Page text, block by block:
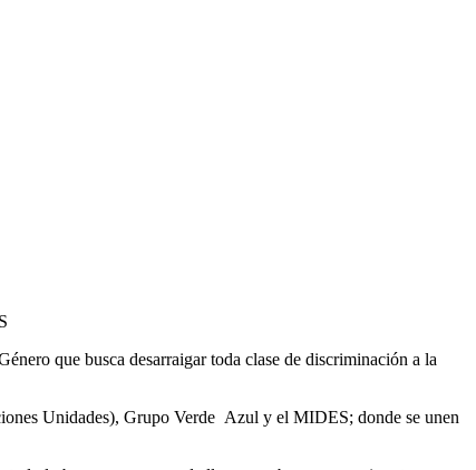
que busca desarraigar toda clase de discriminación a la
Unidades), Grupo Verde Azul y el MIDES; donde se unen